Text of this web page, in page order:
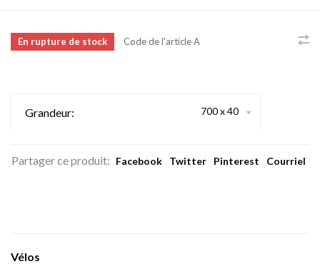
En rupture de stock Code de l'articleA
Grandeur: 700 x 40
Partager ce produit: Facebook Twitter Pinterest Courriel
Vélos